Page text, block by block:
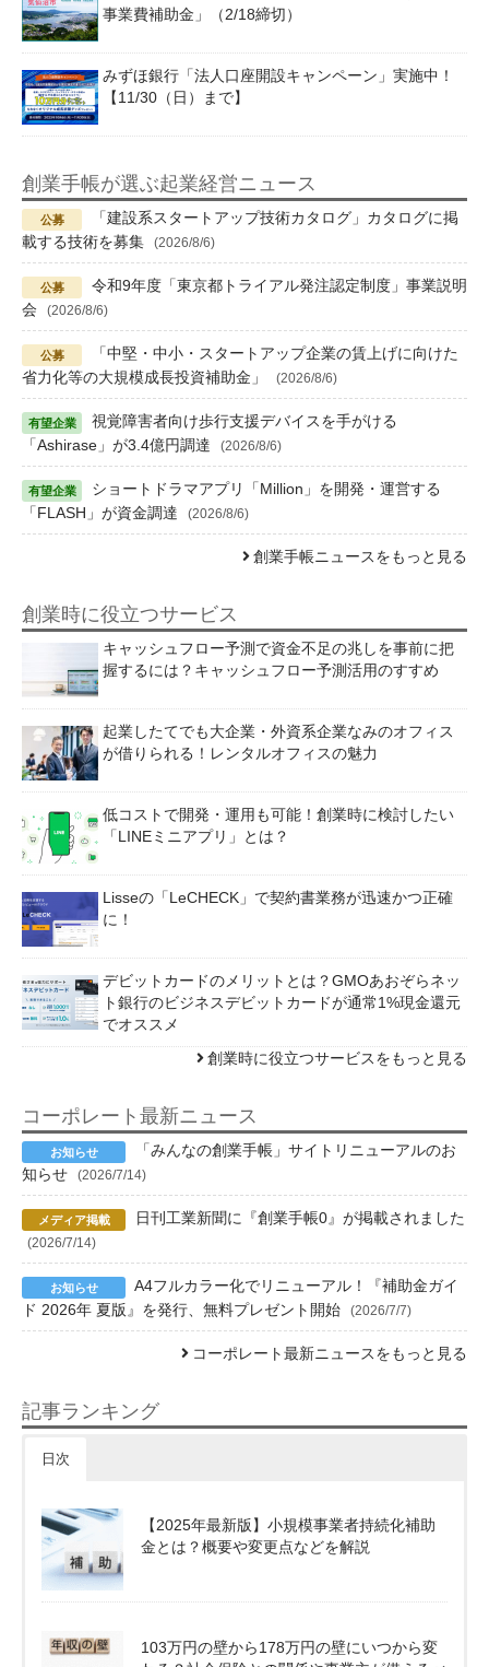
事業費補助金」（2/18締切）
みずほ銀行「法人口座開設キャンペーン」実施中！
【11/30（日）まで】
創業手帳が選ぶ起業経営ニュース
「建設系スタートアップ技術カタログ」カタログに掲
載する技術を募集
(2026/8/6)
令和9年度「東京都トライアル発注認定制度」事業説明
会
(2026/8/6)
「中堅・中小・スタートアップ企業の賃上げに向けた
省力化等の大規模成長投資補助金」
(2026/8/6)
視覚障害者向け歩行支援デバイスを手がける
「Ashirase」が3.4億円調達
(2026/8/6)
ショートドラマアプリ「Million」を開発・運営する
「FLASH」が資金調達
(2026/8/6)
創業手帳ニュースをもっと見る
創業時に役立つサービス
キャッシュフロー予測で資金不足の兆しを事前に把
握するには？キャッシュフロー予測活用のすすめ
起業したてでも大企業・外資系企業なみのオフィス
が借りられる！レンタルオフィスの魅力
低コストで開発・運用も可能！創業時に検討したい
「LINEミニアプリ」とは？
Lisseの「LeCHECK」で契約書業務が迅速かつ正確
に！
デビットカードのメリットとは？GMOあおぞらネッ
ト銀行のビジネスデビットカードが通常1%現金還元
でオススメ
創業時に役立つサービスをもっと見る
コーポレート最新ニュース
「みんなの創業手帳」サイトリニューアルのお
知らせ
(2026/7/14)
日刊工業新聞に『創業手帳0』が掲載されました
(2026/7/14)
A4フルカラー化でリニューアル！『補助金ガイ
ド 2026年 夏版』を発行、無料プレゼント開始
(2026/7/7)
コーポレート最新ニュースをもっと見る
記事ランキング
日次
【2025年最新版】小規模事業者持続化補助
金とは？概要や変更点などを解説
103万円の壁から178万円の壁にいつから変